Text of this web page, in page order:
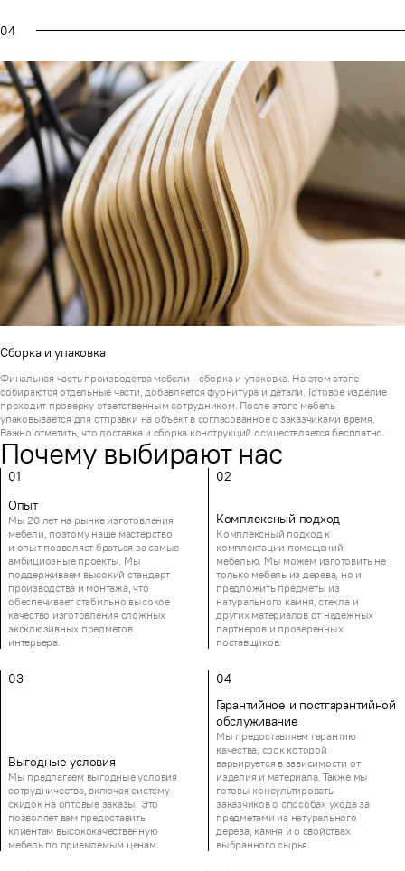
04
Сборка и упаковка
Финальная часть производства мебели - сборка и упаковка. На этом этапе
собираются отдельные части, добавляется фурнитура и детали. Готовое изделие
проходит проверку ответственным сотрудником. После этого мебель
упаковывается для отправки на объект в согласованное с заказчиками время.
Важно отметить, что доставка и сборка конструкций осуществляется бесплатно.
Почему выбирают нас
01
Опыт
Мы 20 лет на рынке изготовления
мебели, поэтому наше мастерство
и опыт позволяет браться за самые
амбициозные проекты. Мы
поддерживаем высокий стандарт
производства и монтажа, что
обеспечивает стабильно высокое
качество изготовления сложных
эксклюзивных предметов
интерьера.
02
Комплексный подход
Комплексный подход к
комплектации помещений
мебелью. Мы можем изготовить не
только мебель из дерева, но и
предложить предметы из
натурального камня, стекла и
других материалов от надежных
партнеров и проверенных
поставщиков.
03
Выгодные условия
Мы предлагаем выгодные условия
сотрудничества, включая систему
скидок на оптовые заказы. Это
позволяет вам предоставить
клиентам высококачественную
мебель по приемлемым ценам.
04
Гарантийное и постгарантийной
обслуживание
Мы предоставляем гарантию
качества, срок которой
варьируется в зависимости от
изделия и материала. Также мы
готовы консультировать
заказчиков о способах ухода за
предметами из натурального
дерева, камня и о свойствах
выбранного сырья.